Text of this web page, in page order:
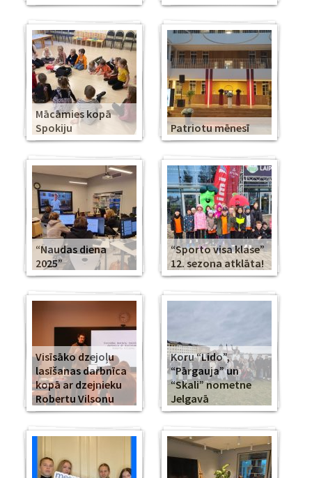
Mācāmies kopā
Spokiju
Patriotu mēnesī
“Naudas diena
2025”
“Sporto visa klase”
12. sezona atklāta!
Visīsāko dzejoļu
lasīšanas darbnīca
kopā ar dzejnieku
Robertu Vilsonu
Koru “Lido”,
“Pārgauja” un
“Skali” nometne
Jelgavā